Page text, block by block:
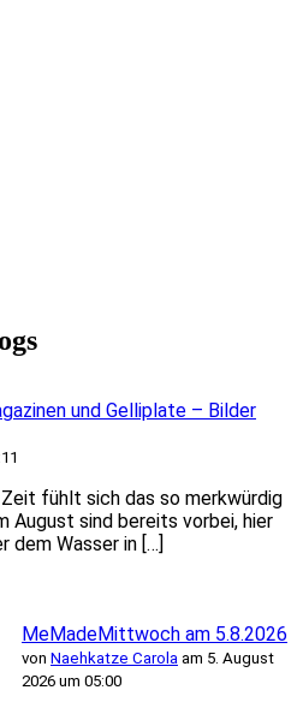
und Gelliplate – Bilder
fühlt sich das so merkwürdig
August sind bereits vorbei, hier
dem Wasser in […]
MeMadeMittwoch am 5.8.2026
von Naehkatze Carola am 5. August
2026 um 05:00